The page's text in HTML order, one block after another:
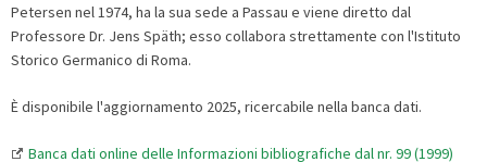
Petersen nel 1974, ha la sua sede a Passau e viene diretto dal
Professore Dr. Jens Späth; esso collabora strettamente con l'Istituto
Storico Germanico di Roma.
È disponibile l'aggiornamento 2025, ricercabile nella banca dati.
Banca dati online delle Informazioni bibliografiche dal nr. 99 (1999)